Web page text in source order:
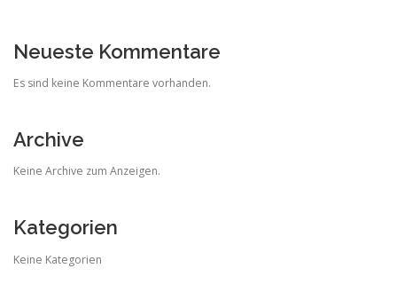
Neueste Kommentare
Es sind keine Kommentare vorhanden.
Archive
Keine Archive zum Anzeigen.
Kategorien
Keine Kategorien